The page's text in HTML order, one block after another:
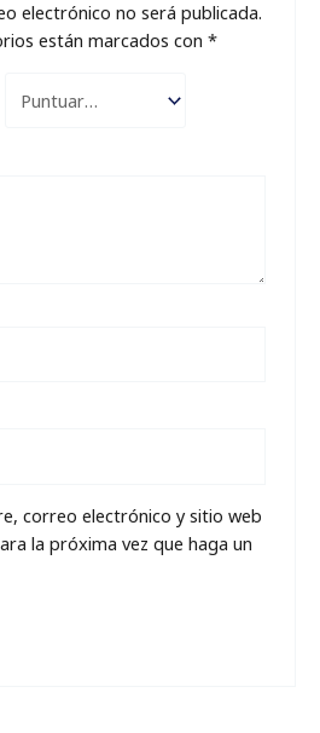
electrónico no será publicada.
están marcados con*
correo electrónico y sitio web
la próxima vez que haga un